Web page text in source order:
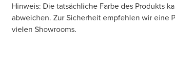
Hinweis: Die tatsächliche Farbe des Produkts
abweichen. Zur Sicherheit empfehlen wir eine
vielen Showrooms.